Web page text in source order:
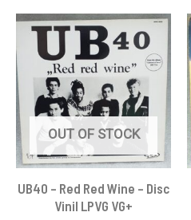
OUT OF STOCK
UB40 – Red Red Wine – Disc
Vinil LPVG VG+